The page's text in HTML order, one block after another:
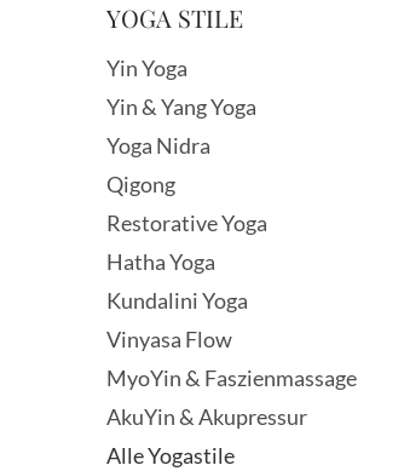
YOGA STILE
Yin Yoga
Yin & Yang Yoga
Yoga Nidra
Qigong
Restorative Yoga
Hatha Yoga
Kundalini Yoga
Vinyasa Flow
MyoYin & Faszienmassage
AkuYin & Akupressur
Alle Yogastile